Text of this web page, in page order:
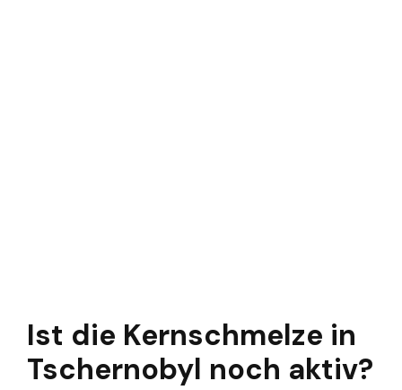
Ist die Kernschmelze in
Tschernobyl noch aktiv?